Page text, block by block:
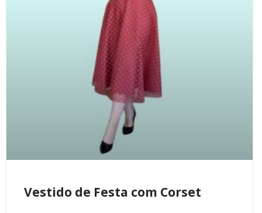
Vestido de Festa com Corset